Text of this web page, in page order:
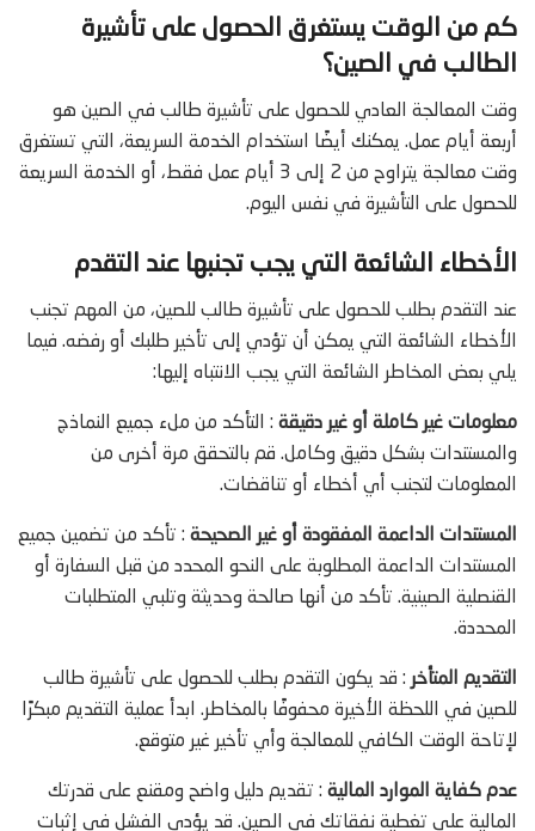
كم من الوقت يستغرق الحصول على تأشيرة
الطالب في الصين؟
وقت المعالجة العادي للحصول على تأشيرة طالب في الصين هو
أربعة أيام عمل. يمكنك أيضًا استخدام الخدمة السريعة، التي تستغرق
وقت معالجة يتراوح من 2 إلى 3 أيام عمل فقط، أو الخدمة السريعة
للحصول على التأشيرة في نفس اليوم.
الأخطاء الشائعة التي يجب تجنبها عند التقدم
عند التقدم بطلب للحصول على تأشيرة طالب للصين، من المهم تجنب
الأخطاء الشائعة التي يمكن أن تؤدي إلى تأخير طلبك أو رفضه. فيما
يلي بعض المخاطر الشائعة التي يجب الانتباه إليها:
معلومات غير كاملة أو غير دقيقة : التأكد من ملء جميع النماذج
والمستندات بشكل دقيق وكامل. قم بالتحقق مرة أخرى من
المعلومات لتجنب أي أخطاء أو تناقضات.
المستندات الداعمة المفقودة أو غير الصحيحة : تأكد من تضمين جميع
المستندات الداعمة المطلوبة على النحو المحدد من قبل السفارة أو
القنصلية الصينية. تأكد من أنها صالحة وحديثة وتلبي المتطلبات
المحددة.
التقديم المتأخر : قد يكون التقدم بطلب للحصول على تأشيرة طالب
للصين في اللحظة الأخيرة محفوفًا بالمخاطر. ابدأ عملية التقديم مبكرًا
لإتاحة الوقت الكافي للمعالجة وأي تأخير غير متوقع.
عدم كفاية الموارد المالية : تقديم دليل واضح ومقنع على قدرتك
المالية على تغطية نفقاتك في الصين. قد يؤدي الفشل في إثبات